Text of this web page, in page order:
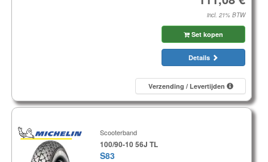
incl. 21% BTW
Set kopen
Details
Verzending / Levertijden
Scooterband
100/90-10 56J TL
S83